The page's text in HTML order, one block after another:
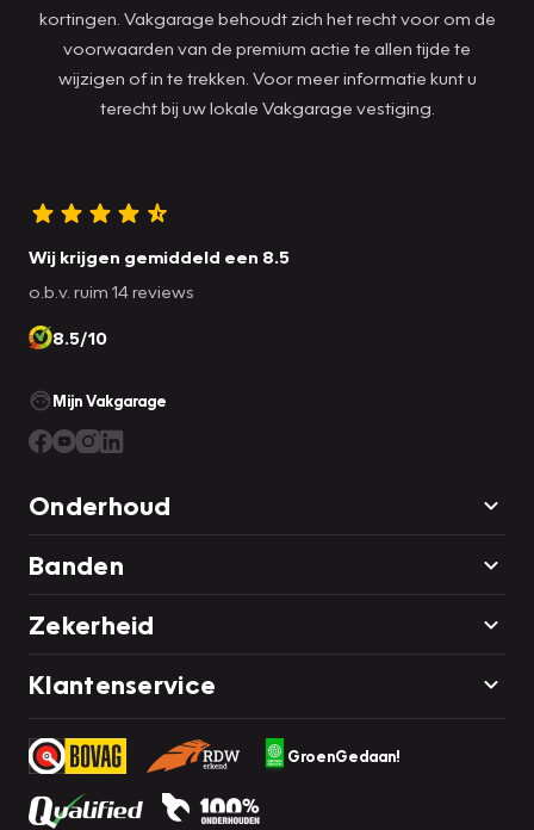
kortingen. Vakgarage behoudt zich het recht voor om de
voorwaarden van de premium actie te allen tijde te
wijzigen of in te trekken. Voor meer informatie kunt u
terecht bij uw lokale Vakgarage vestiging.
Wij krijgen gemiddeld een 8.5
o.b.v. ruim 14 reviews
8.5/10
Mijn Vakgarage
Onderhoud
Banden
Zekerheid
Klantenservice
GroenGedaan!